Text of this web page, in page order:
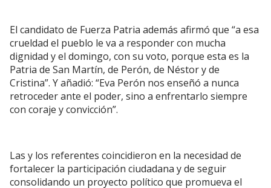
El candidato de Fuerza Patria además afirmó que “a esa
crueldad el pueblo le va a responder con mucha
dignidad y el domingo, con su voto, porque esta es la
Patria de San Martín, de Perón, de Néstor y de
Cristina”. Y añadió: “Eva Perón nos enseñó a nunca
retroceder ante el poder, sino a enfrentarlo siempre
con coraje y convicción”.
Las y los referentes coincidieron en la necesidad de
fortalecer la participación ciudadana y de seguir
consolidando un proyecto político que promueva el